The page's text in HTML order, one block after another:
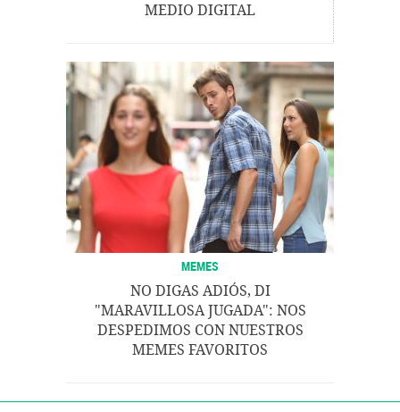
MEDIO DIGITAL
MEMES
NO DIGAS ADIÓS, DI
"MARAVILLOSA JUGADA": NOS
DESPEDIMOS CON NUESTROS
MEMES FAVORITOS